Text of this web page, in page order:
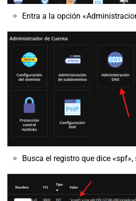
Entra a la opción
Busca el registro que dice «spf»,